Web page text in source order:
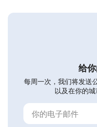
给
每周一次，我们将发送
以及在你的城